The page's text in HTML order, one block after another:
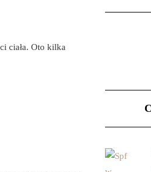
ciała. Oto kilka